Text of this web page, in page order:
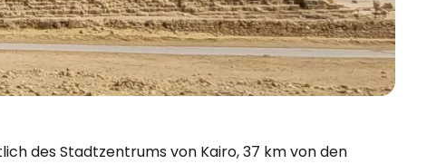
des Stadtzentrums von Kairo, 37 km von den